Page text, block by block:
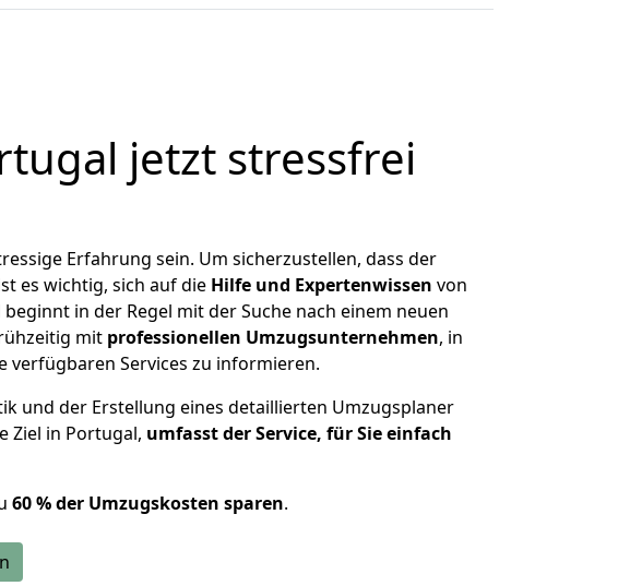
jetzt stressfrei
Erfahrung sein. Um sicherzustellen, dass der
es wichtig, sich auf die Hilfe und Expertenwissen von
in der Regel mit der Suche nach einem neuen
mit professionellen Umzugsunternehmen, in
verfügbaren Services zu informieren.
und der Erstellung eines detaillierten Umzugsplaner
Ziel in Portugal, umfasst der Service, für Sie einfach
60 % der Umzugskosten sparen.